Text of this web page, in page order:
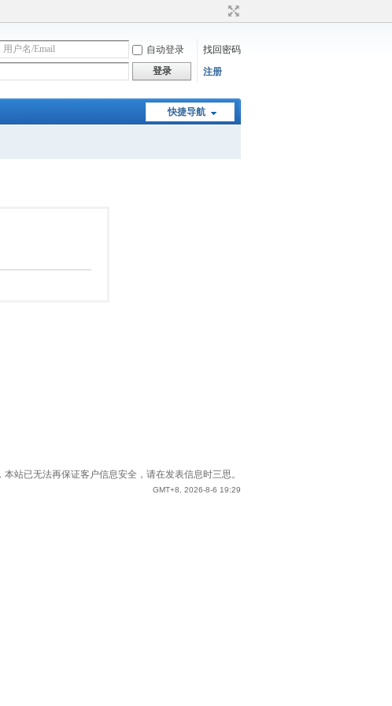
自动登录
找回密码
登录 注册
快捷导航
本站已无法再保证客户信息安全，请在发表信息时三思。
GMT+8, 2026-8-6 19:29